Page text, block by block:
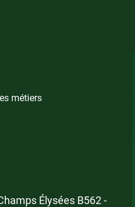
métiers
Élysées B562 -